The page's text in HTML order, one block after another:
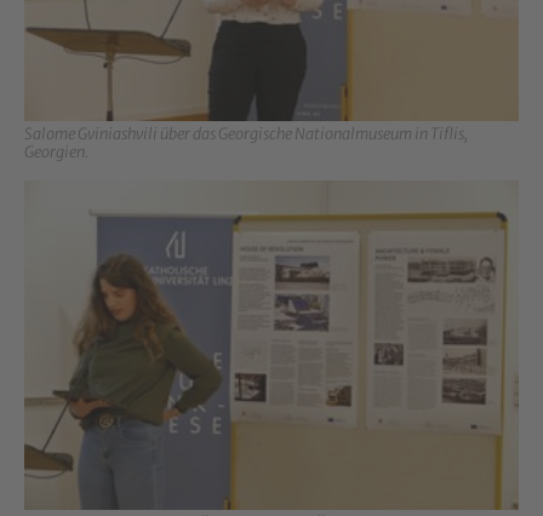
Salome Gviniashvili über das Georgische Nationalmuseum in Tiflis,
Georgien.